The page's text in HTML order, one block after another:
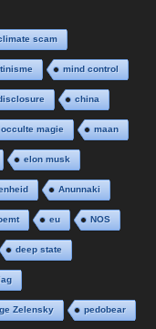
scam
mind control
china
magie maan
elon musk
Anunnaki
eu NOS
deep state
Zelensky pedobear